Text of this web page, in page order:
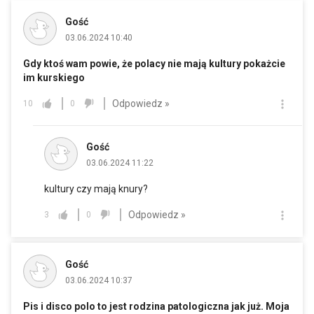
Gość
03.06.2024 10:40
Gdy ktoś wam powie, że polacy nie mają kultury pokażcie
im kurskiego
10 0 Odpowiedz »
Gość
03.06.2024 11:22
kultury czy mają knury?
3 0 Odpowiedz »
Gość
03.06.2024 10:37
Pis i disco polo to jest rodzina patologiczna jak już. Moja